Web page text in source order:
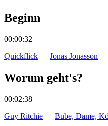
Beginn
00:00:32
Quickflick — Jonas Jonasson —
Worum geht's?
00:02:38
Guy Ritchie — Bube, Dame,